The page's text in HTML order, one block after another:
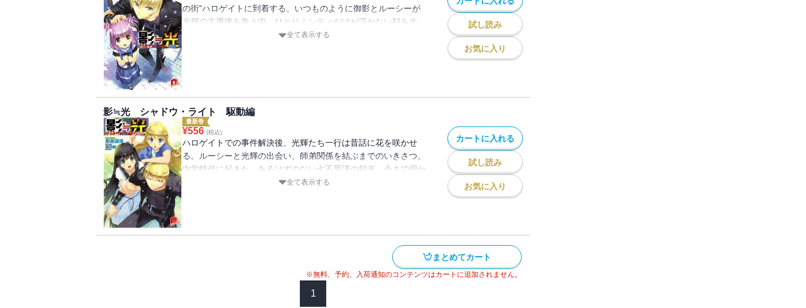
の街”ハロゲイトに到着する。いつものように御影とルーシーが
光輝の主導権を争う中、ひとりミンティだけが浮かない顔をす
る。そう、ハロゲイトはミンティにとって忘れられない街だった
全て表示する
試し読み
お気に入り
影≒光 シャドウ・ライト 駆動編
最新巻
¥556 (税込)
ハロゲイトでの事件解決後、光輝たち一行は昔話に花を咲かせ
る。ルーシーと光輝の出会い、師弟関係を結ぶまでのいきさつ。
中学時代に起きた、あるはずのない七不思議の顛末。今まで明か
されることのなかった過去の因縁が語られる――。人気シリーズ
全て表示する
カートに入れる
試し読み
お気に入り
まとめてカート
※無料、予約、入荷通知のコンテンツはカートに追加されません。
1